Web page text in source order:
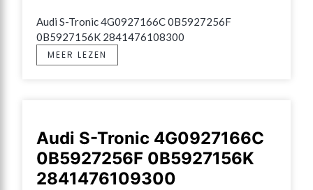
Audi S-Tronic 4G0927166C 0B5927256F
0B5927156K 2841476108300
MEER LEZEN
Audi S-Tronic 4G0927166C
0B5927256F 0B5927156K
2841476109300